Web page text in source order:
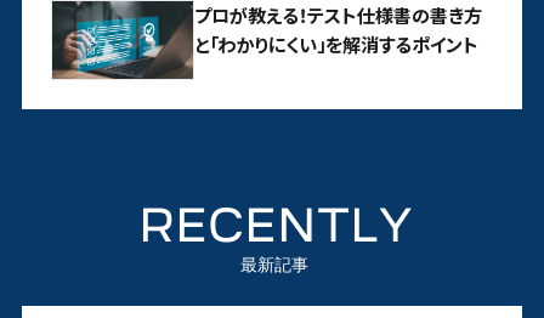
プロが教える！テスト仕様書の書き方
と「わかりにくい」を解消するポイント
RECENTLY
最新記事